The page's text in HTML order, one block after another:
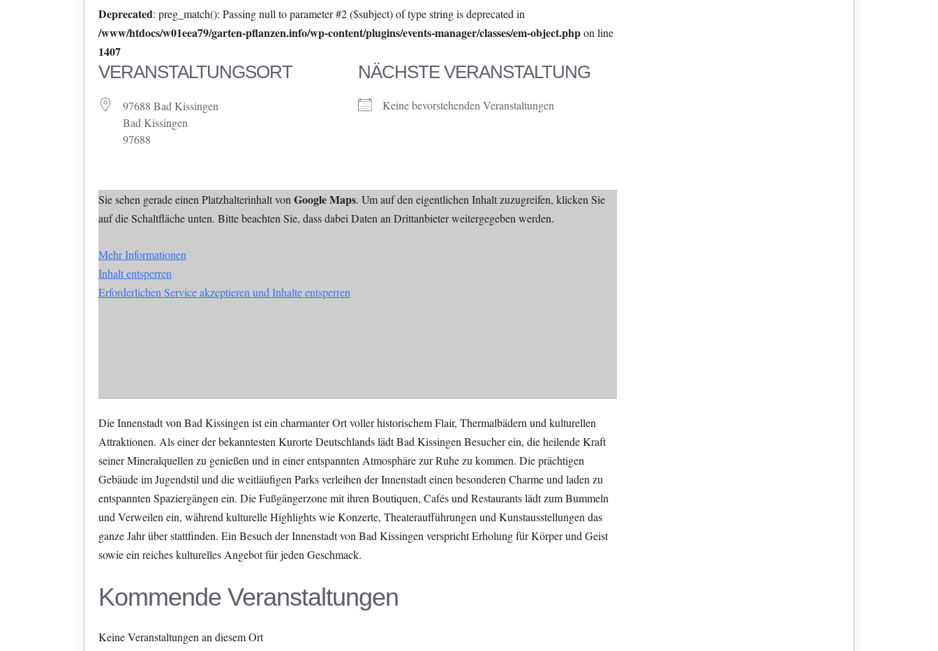
Deprecated: preg_match(): Passing null to parameter #2 ($subject) of type string is deprecated in
/www/htdocs/w01eea79/garten-pflanzen.info/wp-content/plugins/events-manager/classes/em-object.phpon line
1407
VERANSTALTUNGSORT
97688 Bad Kissingen
Bad Kissingen
97688
NÄCHSTE VERANSTALTUNG
Keine bevorstehenden Veranstaltungen
Sie sehen gerade einen Platzhalterinhalt von Google Maps. Um auf den eigentlichen Inhalt zuzugreifen, klicken Sie
auf die Schaltfläche unten. Bitte beachten Sie, dass dabei Daten an Drittanbieter weitergegeben werden.
Mehr Informationen
Inhalt entsperren
Erforderlichen Service akzeptieren und Inhalte entsperren
Die Innenstadt von Bad Kissingen ist ein charmanter Ort voller historischem Flair, Thermalbädern und kulturellen
Attraktionen. Als einer der bekanntesten Kurorte Deutschlands lädt Bad Kissingen Besucher ein, die heilende Kraft
seiner Mineralquellen zu genießen und in einer entspannten Atmosphäre zur Ruhe zu kommen. Die prächtigen
Gebäude im Jugendstil und die weitläufigen Parks verleihen der Innenstadt einen besonderen Charme und laden zu
entspannten Spaziergängen ein. Die Fußgängerzone mit ihren Boutiquen, Cafés und Restaurants lädt zum Bummeln
und Verweilen ein, während kulturelle Highlights wie Konzerte, Theateraufführungen und Kunstausstellungen das
ganze Jahr über stattfinden. Ein Besuch der Innenstadt von Bad Kissingen verspricht Erholung für Körper und Geist
sowie ein reiches kulturelles Angebot für jeden Geschmack.
Kommende Veranstaltungen
Keine Veranstaltungen an diesem Ort